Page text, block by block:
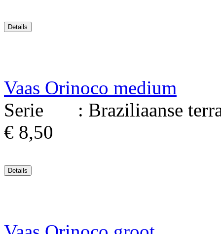
Vaas Orinoco medium
Serie : Braziliaanse
€ 8,50